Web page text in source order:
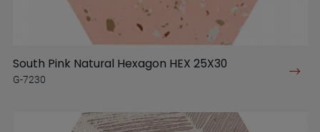
South Pink Natural Hexagon HEX 25X30
G-7230